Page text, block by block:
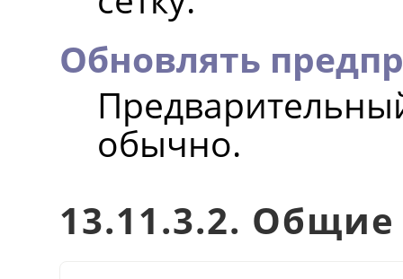
Обновлять
обычно.
13.11.3.2.